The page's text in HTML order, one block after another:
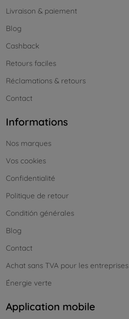
Livraison & paiement
Blog
Cashback
Retours faciles
Réclamations & retours
Contact
Informations
Nos marques
Vos cookies
Confidentialité
Politique de retour
Conditión générales
Blog
Contact
Achat sans TVA pour les entreprises
Énergie verte
Application mobile